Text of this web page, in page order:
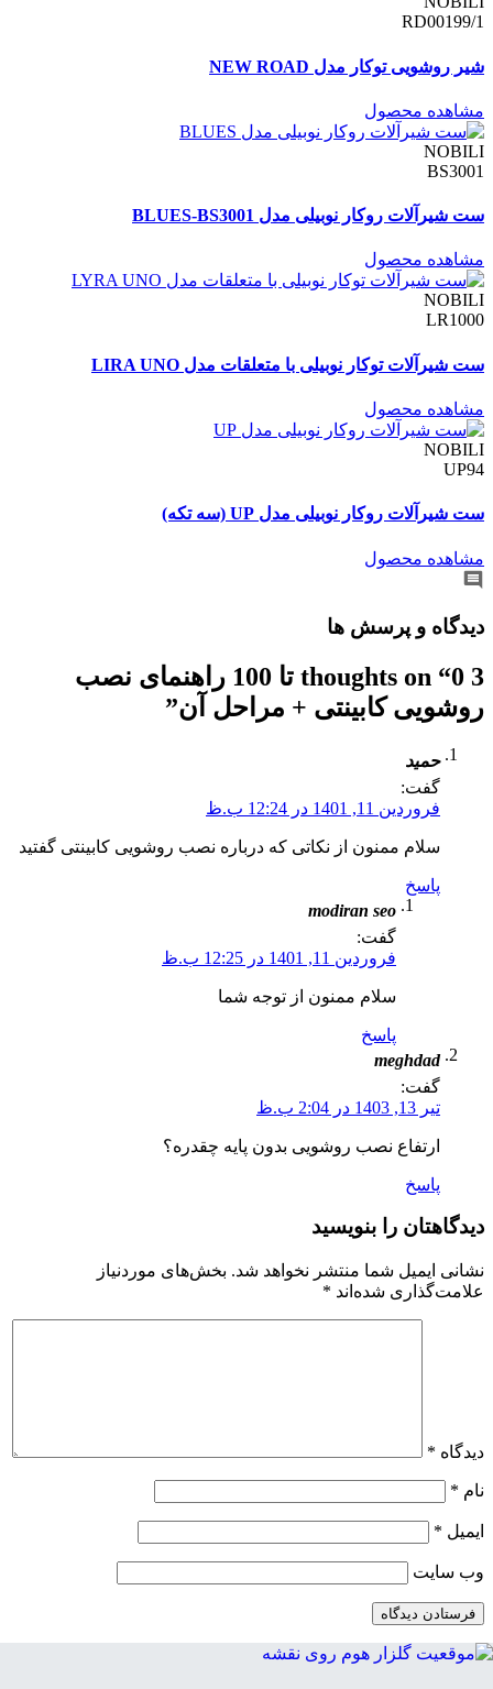
RD00199/1
شیر روشویی توکار مدل NEW ROAD
مشاهده محصول
NOBILI
BS3001
ست شیرآلات روکار نوبیلی مدل BLUES-BS3001
مشاهده محصول
NOBILI
LR1000
ست شیرآلات توکار نوبیلی با متعلقات مدل LIRA UNO
مشاهده محصول
NOBILI
UP94
ست شیرآلات روکار نوبیلی مدل UP (سه تکه)
مشاهده محصول
دیدگاه و پرسش ها
3 thoughts on “
0 تا 100 راهنمای نصب
روشویی کابینتی + مراحل آن”
حمید
گفت:
فروردین 11, 1401 در 12:24 ب.ظ
سلام ممنون از نکاتی که درباره نصب روشویی کابینتی گفتید
پاسخ
modiran seo
گفت:
فروردین 11, 1401 در 12:25 ب.ظ
سلام ممنون از توجه شما
پاسخ
meghdad
گفت:
تیر 13, 1403 در 2:04 ب.ظ
ارتفاع نصب روشویی بدون پایه چقدره؟
پاسخ
دیدگاهتان را بنویسید
نشانی ایمیل شما منتشر نخواهد شد. بخش‌های موردنیاز
علامت‌گذاری شده‌اند *
دیدگاه *
نام *
ایمیل *
وب‌ سایت